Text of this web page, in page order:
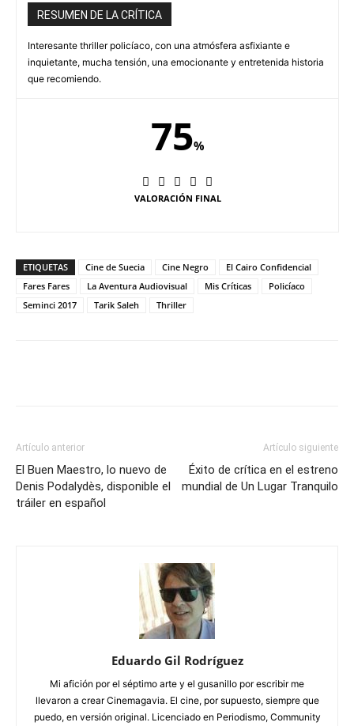
RESUMEN DE LA CRÍTICA
Interesante thriller policíaco, con una atmósfera asfixiante e
inquietante, mucha tensión, una emocionante y entretenida historia
que recomiendo.
75%
VALORACIÓN FINAL
ETIQUETAS Cine de Suecia Cine Negro
El Cairo Confidencial
Fares Fares
La Aventura Audiovisual Mis Críticas
Policíaco
Seminci 2017
Tarik Saleh Thriller
Artículo anterior
El Buen Maestro, lo nuevo de
Denis Podalydès, disponible el
tráiler en español
Artículo siguiente
Éxito de crítica en el estreno
mundial de Un Lugar Tranquilo
Eduardo Gil Rodríguez
Mi afición por el séptimo arte y el gusanillo por escribir me
llevaron a crear Cinemagavia. El cine, por supuesto, siempre que
puedo, en versión original. Licenciado en Periodismo, Community